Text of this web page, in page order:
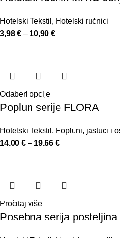
Hotelski Tekstil , Hotelski ručnici
3,98 € – 10,90 €
Odaberi opcije
Poplun serije FLORA
Hotelski Tekstil , Popluni, jastuci i
14,00 € – 19,66 €
Pročitaj više
Posebna serija posteljina